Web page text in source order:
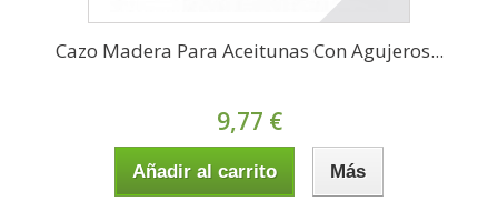
Cazo Madera Para Aceitunas Con Agujeros...
9,77 €
Añadir al carrito Más